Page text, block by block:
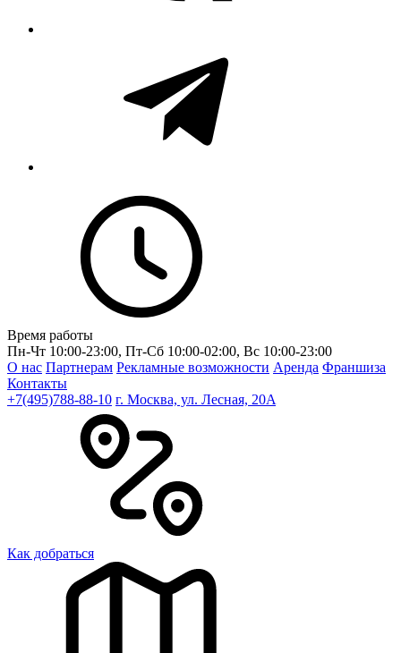
Время работы
Пн-Чт 10:00-23:00, Пт-Сб 10:00-02:00, Вс 10:00-23:00
О нас Партнерам Рекламные возможности Аренда Франшиза
Контакты
+7(495)788-88-10 г. Москва, ул. Лесная, 20A
Как добраться